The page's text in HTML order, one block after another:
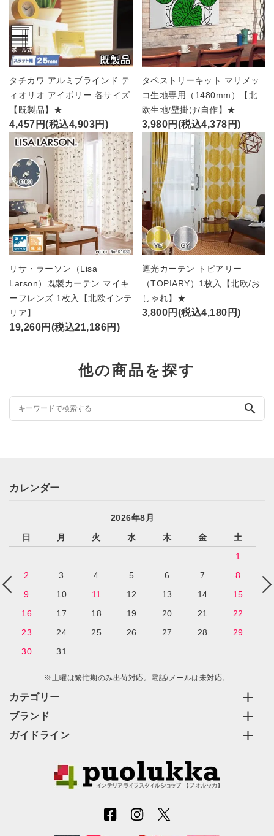
タチカワ アルミブラインド テ
ィオリオ アイボリー 各サイズ
【既製品】★
4,457円(税込4,903円)
タペストリーキット マリメッ
コ生地専用（1480mm）【北
欧生地/壁掛け/自作】★
3,980円(税込4,378円)
リサ・ラーソン（Lisa
Larson）既製カーテン マイキ
ーフレンズ 1枚入【北欧インテ
リア】
19,260円(税込21,186円)
遮光カーテン トピアリー
（TOPIARY）1枚入【北欧/お
しゃれ】★
3,800円(税込4,180円)
他の商品を探す
search
カテゴリー
ブランド
ガイドライン
カレンダー
2026年8月
日
月 火 水 木 金
土
1
2
3 4 5 6 7
8
9
10 11 12 13 14
15
16
17 18 19 20 21
22
23
24 25 26 27 28
29
30
31
※土曜は繁忙期のみ出荷対応。電話/メールは未対応。